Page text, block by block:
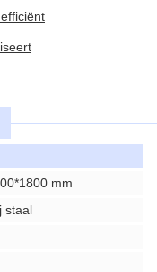
mm
staal